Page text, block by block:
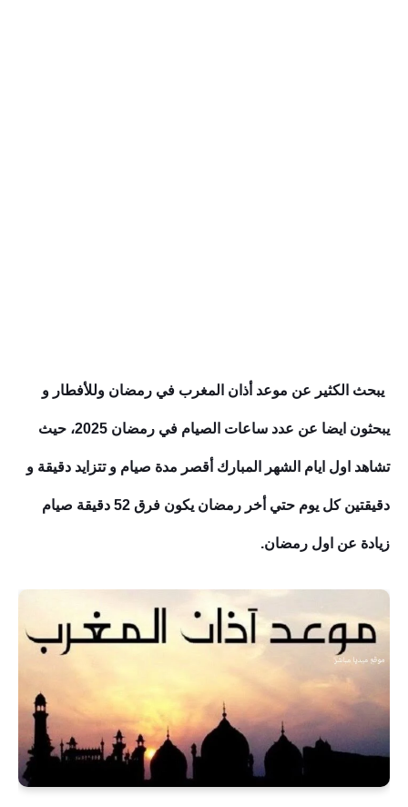
يبحث الكثير عن موعد أذان المغرب في رمضان وللأفطار و
يبحثون ايضا عن عدد ساعات الصيام في رمضان 2025، حيث
تشاهد اول ايام الشهر المبارك أقصر مدة صيام و تتزايد دقيقة و
دقيقتين كل يوم حتي أخر رمضان يكون فرق 52 دقيقة صيام
زيادة عن اول رمضان.